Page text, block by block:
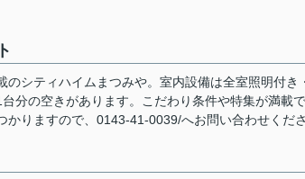
のシティハイムまつみや。室内設備は全室照明付
分の空きがあります。こだわり条件や特集が満載
かりますので、0143-41-0039/へお問い合わせくだ